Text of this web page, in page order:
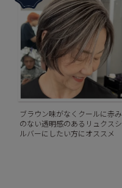
ブラウン味がなくクールに赤み
のない透明感のあるリュクスシ
ルバーにしたい方にオススメ